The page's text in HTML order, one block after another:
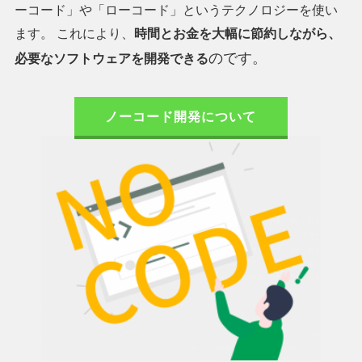
ーコード」や「ローコード」というテクノロジーを使い
ます。 これにより、
時間とお金を大幅に節約しながら、
必要なソフトウェアを開発できるのです。
ノーコード開発について